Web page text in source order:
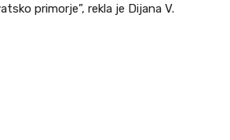
primorje”, rekla je Dijana V.